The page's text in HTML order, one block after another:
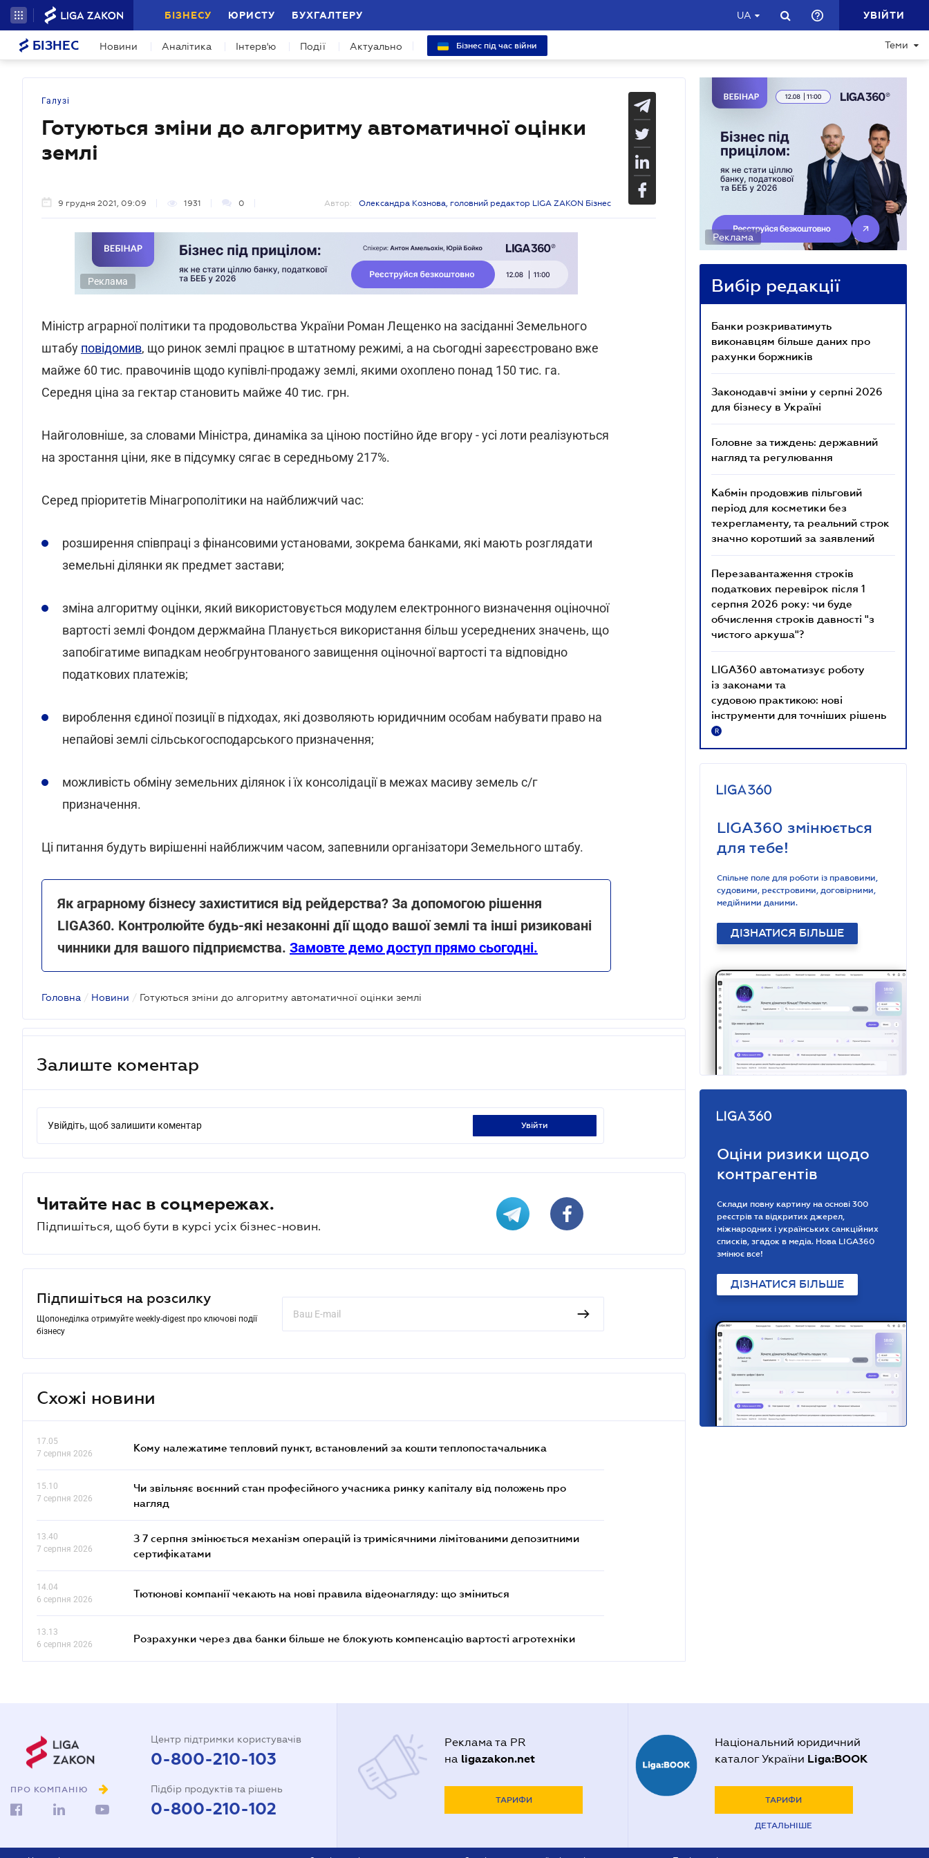
БІЗНЕСУ ЮРИСТУ БУХГАЛТЕРУ UA УВІЙТИ
БІЗНЕС Новини Аналітика Інтерв'ю Події Актуально Бізнес під час війни Теми
Галузі
Готуються зміни до алгоритму автоматичної оцінки
землі
9 грудня 2021, 09:09 1931 0 Автор: Олександра Кознова, головний редактор LIGA ZAKON Бізнес
Реклама
Міністр аграрної політики та продовольства України Роман Лещенко на засіданні Земельного
штабу повідомив, що ринок землі працює в штатному режимі, а на сьогодні зареєстровано вже
майже 60 тис. правочинів щодо купівлі-продажу землі, якими охоплено понад 150 тис. га.
Середня ціна за гектар становить майже 40 тис. грн.
Найголовніше, за словами Міністра, динаміка за ціною постійно йде вгору - усі лоти реалізуються
на зростання ціни, яке в підсумку сягає в середньому 217%.
Серед пріоритетів Мінагрополітики на найближчий час:
розширення співпраці з фінансовими установами, зокрема банками, які мають розглядати
земельні ділянки як предмет застави;
зміна алгоритму оцінки, який використовується модулем електронного визначення оціночної
вартості землі Фондом держмайна Планується використання більш усереднених значень, що
запобігатиме випадкам необгрунтованого завищення оціночної вартості та відповідно
податкових платежів;
вироблення єдиної позиції в підходах, які дозволяють юридичним особам набувати право на
непайові землі сільськогосподарського призначення;
можливість обміну земельних ділянок і їх консолідації в межах масиву земель с/г
призначення.
Ці питання будуть вирішенні найближчим часом, запевнили організатори Земельного штабу.
Як аграрному бізнесу захиститися від рейдерства? За допомогою рішення
LIGA360. Контролюйте будь-які незаконні дії щодо вашої землі та інші ризиковані
чинники для вашого підприємства. Замовте демо доступ прямо сьогодні.
Головна / Новини / Готуються зміни до алгоритму автоматичної оцінки землі
Залиште коментар
Увійдіть, щоб залишити коментар увійти
Читайте нас в соцмережах.
Підпишіться, щоб бути в курсі усіх бізнес-новин.
Підпишіться на розсилку
Щопонеділка отримуйте weekly-digest про ключові події
бізнесу
Схожі новини
17.05
7 серпня 2026
Кому належатиме тепловий пункт, встановлений за кошти теплопостачальника
15.10
7 серпня 2026
Чи звільняє воєнний стан професійного учасника ринку капіталу від положень про
нагляд
13.40
7 серпня 2026
З 7 серпня змінюється механізм операцій із тримісячними лімітованими депозитними
сертифікатами
14.04
6 серпня 2026
Тютюнові компанії чекають на нові правила відеонагляду: що зміниться
13.13
6 серпня 2026
Розрахунки через два банки більше не блокують компенсацію вартості агротехніки
Реклама
Вибір редакції
Банки розкриватимуть
виконавцям більше даних про
рахунки боржників
Законодавчі зміни у серпні 2026
для бізнесу в Україні
Головне за тиждень: державний
нагляд та регулювання
Кабмін продовжив пільговий
період для косметики без
техрегламенту, та реальний строк
значно коротший за заявлений
Перезавантаження строків
податкових перевірок після 1
серпня 2026 року: чи буде
обчислення строків давності "з
чистого аркуша"?
LIGA360 автоматизує роботу
із законами та
судовою практикою: нові
інструменти для точніших рішень
R
LIGA360 змінюється
для тебе!
Спільне поле для роботи із правовими,
судовими, реєстровими, договірними,
медійними даними.
ДІЗНАТИСЯ БІЛЬШЕ
Оціни ризики щодо
контрагентів
Склади повну картину на основі 300
реєстрів та відкритих джерел,
міжнародних і українських санкційних
списків, згадок в медіа. Нова LIGA360
змінює все!
ДІЗНАТИСЯ БІЛЬШЕ
ПРО КОМПАНІЮ
Центр підтримки користувачів
0-800-210-103
Підбір продуктів та рішень
0-800-210-102
Реклама та PR
на ligazakon.net
ТАРИФИ
Національний юридичний
каталог України Liga:BOOK
ТАРИФИ
ДЕТАЛЬНІШЕ